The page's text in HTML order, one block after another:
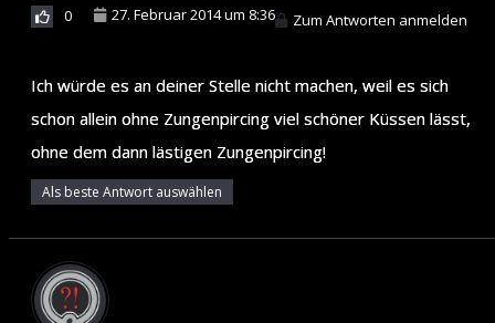
0 27. Februar 2014 um 8:36 Zum Antworten anmelden
Ich würde es an deiner Stelle nicht machen, weil es sich
schon allein ohne Zungenpircing viel schöner Küssen lässt,
ohne dem dann lästigen Zungenpircing!
Als beste Antwort auswählen